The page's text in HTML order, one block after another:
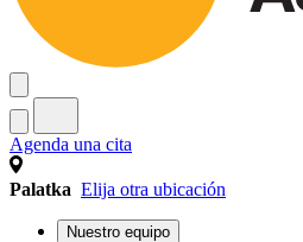
Agenda una cita
Palatka Elija otra ubicación
Nuestro equipo